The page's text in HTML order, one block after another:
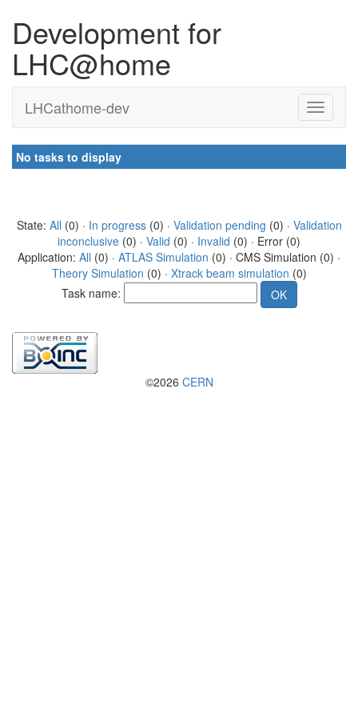
Development for
LHC@home
LHCathome-dev
No tasks to display
State: All (0) · In progress(0) · Validation pending (0) · Validation
inconclusive (0) · Valid (0) · Invalid (0) · Error (0)
Application: All (0) · ATLAS Simulation (0) · CMS Simulation (0) ·
Theory Simulation (0) · Xtrack beam simulation (0)
Task name:
©2026 CERN